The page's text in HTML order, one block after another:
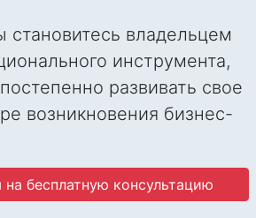
становитесь владельцем
инструмента,
развивать свое
возникновения бизнес-
бесплатную консультацию